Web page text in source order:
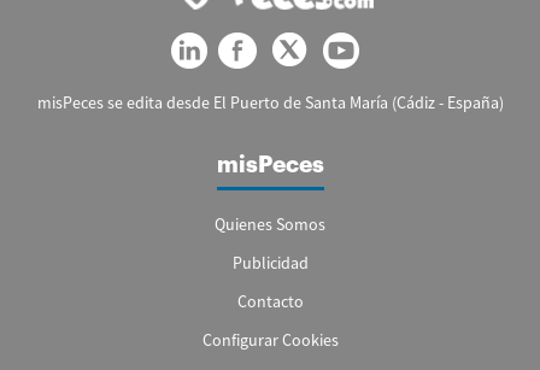
misPeces se edita desde El Puerto de Santa María (Cádiz - España)
misPeces
Quienes Somos
Publicidad
Contacto
Configurar Cookies